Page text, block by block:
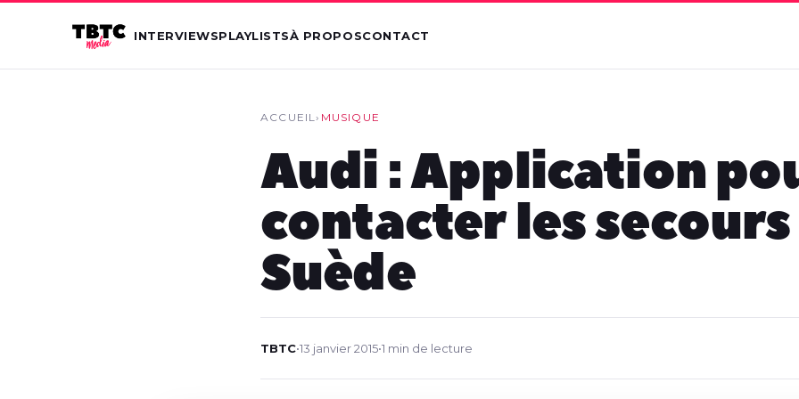
INTERVIEWSPLAYLISTSÀ PROPOSCONTACT
ACCUEIL› MUSIQUE
Audi : Application
contacter les secours
Suède
TBTC•13 janvier 2015•1 min de lecture